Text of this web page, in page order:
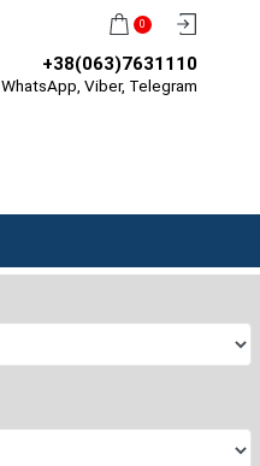
0
+38(063)7631110
WhatsApp, Viber, Telegram